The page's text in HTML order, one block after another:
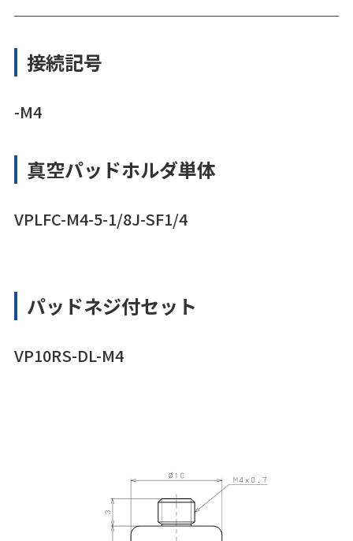
接続記号
-M4
真空パッドホルダ単体
VPLFC-M4-5-1/8J-SF1/4
パッドネジ付セット
VP10RS-DL-M4